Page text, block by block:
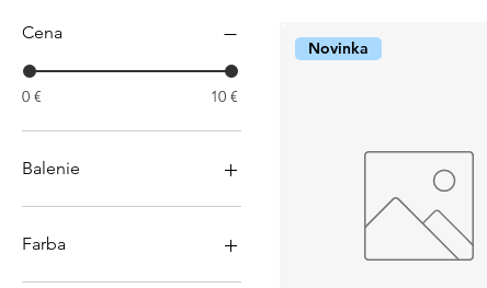
Cena
0 € 10 €
Balenie
Farba
Novinka